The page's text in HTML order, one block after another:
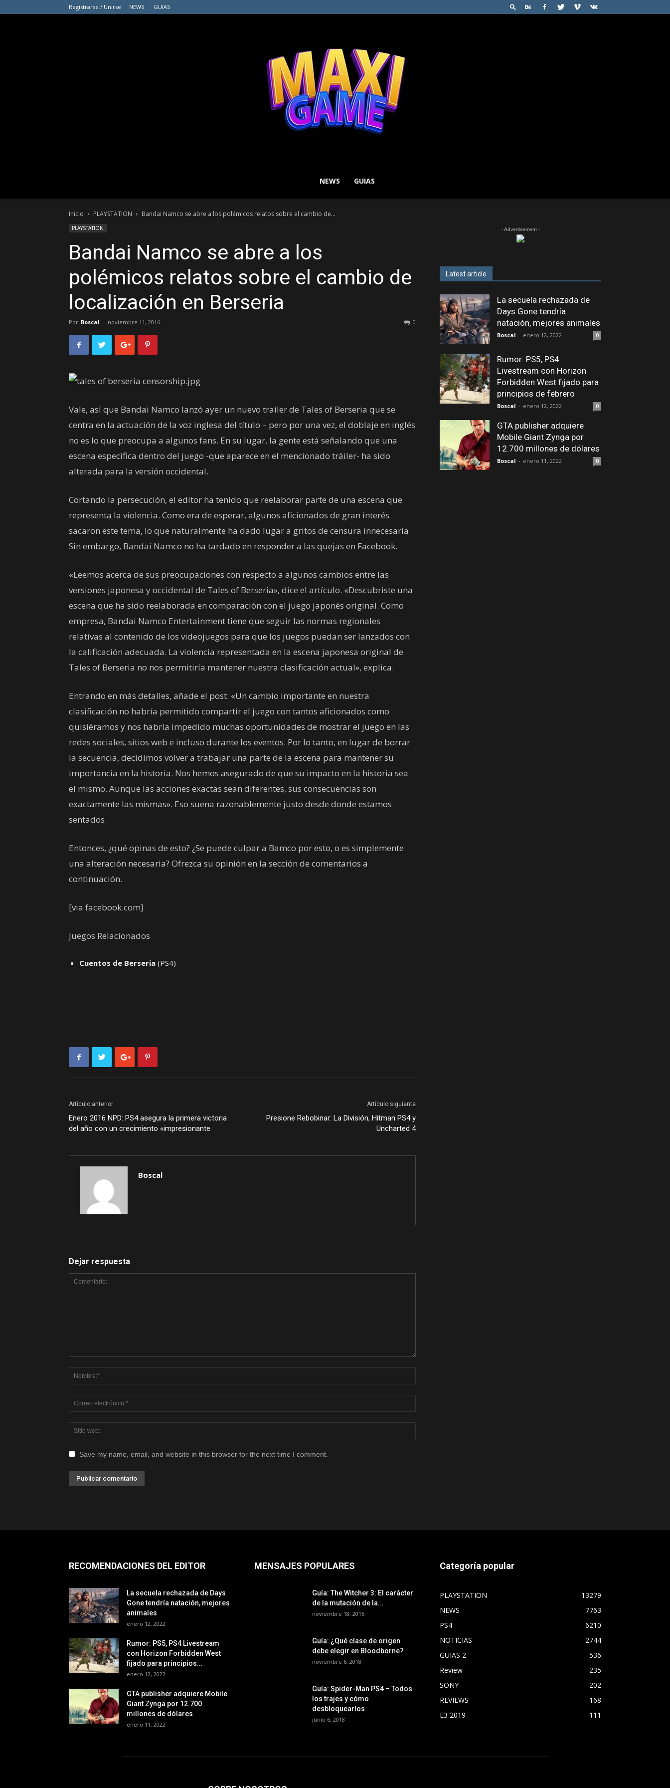
Registrarse / Unirse NEWS GUIAS
NEWS GUIAS
Inicio PLAYSTATION Bandai Namco se abre a los polémicos relatos sobre el cambio de...
PLAYSTATION
Bandai Namco se abre a los
polémicos relatos sobre el cambio de
localización en Berseria
Por Boscal - noviembre 11, 2016 0
Vale, así que Bandai Namco lanzó ayer un nuevo trailer de Tales of Berseria que se
centra en la actuación de la voz inglesa del título – pero por una vez, el doblaje en inglés
no es lo que preocupa a algunos fans. En su lugar, la gente está señalando que una
escena específica dentro del juego -que aparece en el mencionado tráiler- ha sido
alterada para la versión occidental.
Cortando la persecución, el editor ha tenido que reelaborar parte de una escena que
representa la violencia. Como era de esperar, algunos aficionados de gran interés
sacaron este tema, lo que naturalmente ha dado lugar a gritos de censura innecesaria.
Sin embargo, Bandai Namco no ha tardado en responder a las quejas en Facebook.
«Leemos acerca de sus preocupaciones con respecto a algunos cambios entre las
versiones japonesa y occidental de Tales of Berseria», dice el artículo. «Descubriste una
escena que ha sido reelaborada en comparación con el juego japonés original. Como
empresa, Bandai Namco Entertainment tiene que seguir las normas regionales
relativas al contenido de los videojuegos para que los juegos puedan ser lanzados con
la calificación adecuada. La violencia representada en la escena japonesa original de
Tales of Berseria no nos permitiría mantener nuestra clasificación actual», explica.
Entrando en más detalles, añade el post: «Un cambio importante en nuestra
clasificación no habría permitido compartir el juego con tantos aficionados como
quisiéramos y nos habría impedido muchas oportunidades de mostrar el juego en las
redes sociales, sitios web e incluso durante los eventos. Por lo tanto, en lugar de borrar
la secuencia, decidimos volver a trabajar una parte de la escena para mantener su
importancia en la historia. Nos hemos asegurado de que su impacto en la historia sea
el mismo. Aunque las acciones exactas sean diferentes, sus consecuencias son
exactamente las mismas». Eso suena razonablemente justo desde donde estamos
sentados.
Entonces, ¿qué opinas de esto? ¿Se puede culpar a Bamco por esto, o es simplemente
una alteración necesaria? Ofrezca su opinión en la sección de comentarios a
continuación.
[via facebook.com]
Juegos Relacionados
Cuentos de Berseria (PS4)
Artículo anterior
Enero 2016 NPD: PS4 asegura la primera victoria
del año con un crecimiento «impresionante
Artículo siguiente
Presione Rebobinar: La División, Hitman PS4 y
Uncharted 4
Boscal
Dejar respuesta
Save my name, email, and website in this browser for the next time I comment.
- Advertisement -
Latest article
La secuela rechazada de
Days Gone tendría
natación, mejores animales
Boscal - enero 12, 2022 0
Rumor: PS5, PS4
Livestream con Horizon
Forbidden West fijado para
principios de febrero
Boscal - enero 12, 2022 0
GTA publisher adquiere
Mobile Giant Zynga por
12.700 millones de dólares
Boscal - enero 11, 2022 0
RECOMENDACIONES DEL EDITOR
La secuela rechazada de Days
Gone tendría natación, mejores
animales
enero 12, 2022
Rumor: PS5, PS4 Livestream
con Horizon Forbidden West
fijado para principios...
enero 12, 2022
GTA publisher adquiere Mobile
Giant Zynga por 12.700
millones de dólares
enero 11, 2022
MENSAJES POPULARES
Guía: The Witcher 3: El carácter
de la mutación de la...
noviembre 18, 2016
Guía: ¿Qué clase de origen
debe elegir en Bloodborne?
noviembre 6, 2018
Guía: Spider-Man PS4 – Todos
los trajes y cómo
desbloquearlos
junio 6, 2018
Categoría popular
PLAYSTATION
13279
NEWS
7763
PS4
6210
NOTICIAS
2744
GUIAS 2
536
Review
235
SONY
202
REVIEWS
168
E3 2019
111